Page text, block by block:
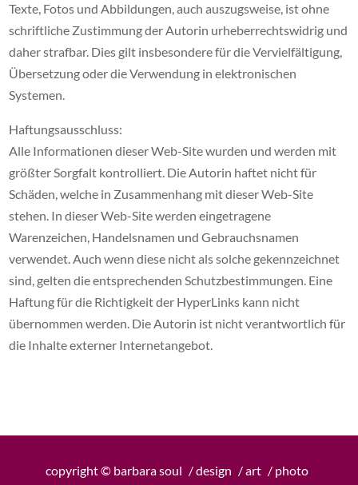
Texte, Fotos und Abbildungen, auch auszugsweise, ist ohne
schriftliche Zustimmung der Autorin urheberrechtswidrig und
daher strafbar. Dies gilt insbesondere für die Vervielfältigung,
Übersetzung oder die Verwendung in elektronischen
Systemen.
Haftungsausschluss:
Alle Informationen dieser Web-Site wurden und werden mit
größter Sorgfalt kontrolliert. Die Autorin haftet nicht für
Schäden, welche in Zusammenhang mit dieser Web-Site
stehen. In dieser Web-Site werden eingetragene
Warenzeichen, Handelsnamen und Gebrauchsnamen
verwendet. Auch wenn diese nicht als solche gekennzeichnet
sind, gelten die entsprechenden Schutzbestimmungen. Eine
Haftung für die Richtigkeit der HyperLinks kann nicht
übernommen werden. Die Autorin ist nicht verantwortlich für
die Inhalte externer Internetangebot.
copyright © barbara soul / design / art / photo